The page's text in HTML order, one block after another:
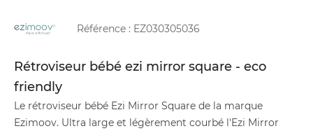
Référence : EZ030305036
Rétroviseur bébé ezi mirror square - eco
friendly
Le rétroviseur bébé Ezi Mirror Square de la marque
Ezimoov. Ultra large et légèrement courbé l'Ezi Mirror